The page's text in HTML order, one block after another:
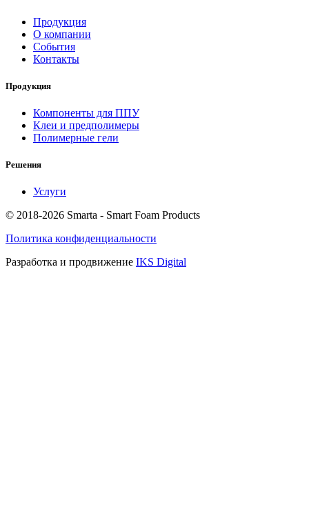
Продукция
О компании
События
Контакты
Продукция
Компоненты для ППУ
Клеи и предполимеры
Полимерные гели
Решения
Услуги
© 2018-2026 Smarta - Smart Foam Products
Политика конфиденциальности
Разработка и продвижение IKS Digital